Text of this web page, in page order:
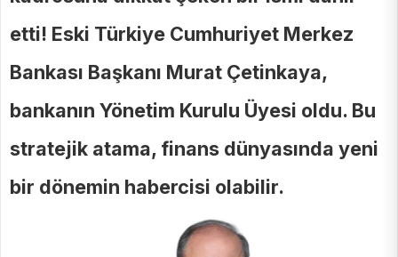
etti! Eski Türkiye Cumhuriyet Merkez
Bankası Başkanı Murat Çetinkaya,
bankanın Yönetim Kurulu Üyesi oldu. Bu
stratejik atama, finans dünyasında yeni
bir dönemin habercisi olabilir.